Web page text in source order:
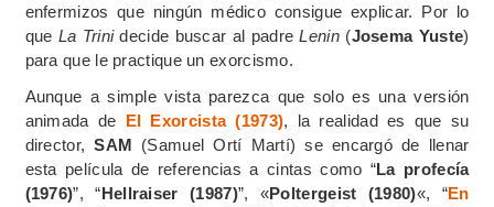
enfermizos que ningún médico consigue explicar. Por lo
que La Trinidecide buscar al padreLenin(Josema Yuste)
para que le practique un exorcismo.
Aunque a simple vista parezca que solo es una versión
animada de El Exorcista (1973), la realidad es que su
director,SAM (Samuel Ortí Martí) se encargó de llenar
esta película de referencias a cintas como “La profecía
(1976)”, “Hellraiser (1987)”, «Poltergeist (1980)«, “En